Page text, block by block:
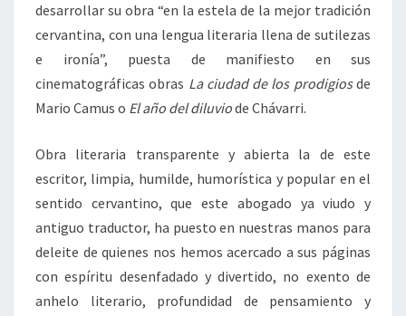
desarrollar su obra “en la estela de la mejor tradición
cervantina, con una lengua literaria llena de sutilezas
e ironía”, puesta de manifiesto en sus
cinematográficas obras La ciudad de los prodigiosde
Mario Camus o El año del diluviode Chávarri.
Obra literaria transparente y abierta la de este
escritor, limpia, humilde, humorística y popular en el
sentido cervantino, que este abogado ya viudo y
antiguo traductor, ha puesto en nuestras manos para
deleite de quienes nos hemos acercado a sus páginas
con espíritu desenfadado y divertido, no exento de
anhelo literario, profundidad de pensamiento y